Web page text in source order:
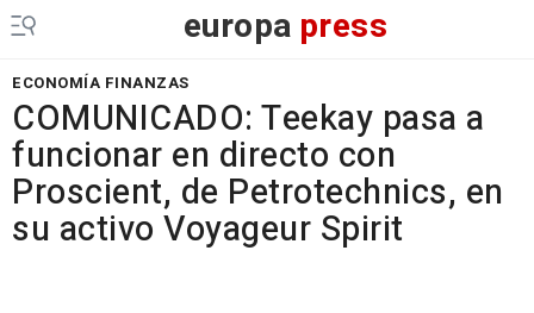
europa press
ECONOMÍA FINANZAS
COMUNICADO: Teekay pasa a
funcionar en directo con
Proscient, de Petrotechnics, en
su activo Voyageur Spirit